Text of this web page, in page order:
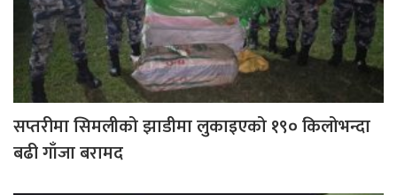
सप्तरीमा सिमलीको झाडीमा लुकाइएको १९० किलोभन्दा
बढी गाँजा बरामद